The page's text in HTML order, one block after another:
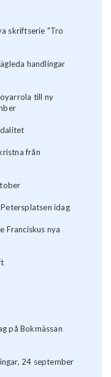
skriftserie "Tro
handlingar
till ny
från
idag
Franciskus nya
på Bokmässan
24 september